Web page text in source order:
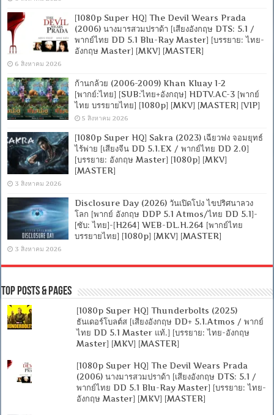
[1080p Super HQ] The Devil Wears Prada
(2006) นางมารสวมปราด้า [เสียงอังกฤษ DTS: 5.1 /
พากย์ไทย DD 5.1 Blu-Ray Master] [บรรยาย: ไทย-
อังกฤษ Master] [MKV] [MASTER]
6 สิงหาคม 2026
ก้านกล้วย (2006-2009) Khan Kluay 1-2
[พากย์:ไทย] [SUB:ไทย+อังกฤษ] HDTV.AC-3 [พากย์
ไทย บรรยายไทย] [1080p] [MKV] [MASTER] [VIP]
5 สิงหาคม 2026
[1080p Super HQ] Sakra (2023) เฉียวฟง จอมยุทธ์
ไร้พ่าย [เสียงจีน DD 5.1.EX / พากย์ไทย DD 2.0]
[บรรยาย: อังกฤษ Master] [1080p] [MKV]
[MASTER]
3 สิงหาคม 2026
Disclosure Day (2026) วันเปิดโปง ไขปริศนาลวง
โลก [พากย์ อังกฤษ DDP 5.1 Atmos/ไทย DD 5.1]-
[ซับ: ไทย]-[H264] WEB-DL.H.264 [พากย์ไทย
บรรยายไทย] [1080p] [MKV] [MASTER]
3 สิงหาคม 2026
Top Posts & Pages
[1080p Super HQ] Thunderbolts (2025)
ธันเดอร์โบลต์ส [เสียงอังกฤษ DD+ 5.1.Atmos / พากย์
ไทย DD 5.1 Master แท้.] [บรรยาย: ไทย-อังกฤษ
Master] [MKV] [MASTER]
[1080p Super HQ] The Devil Wears Prada
(2006) นางมารสวมปราด้า [เสียงอังกฤษ DTS: 5.1 /
พากย์ไทย DD 5.1 Blu-Ray Master] [บรรยาย: ไทย-
อังกฤษ Master] [MKV] [MASTER]